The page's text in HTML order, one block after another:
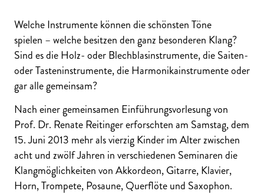
Welche Instrumente können die schönsten Töne
spielen – welche besitzen den ganz besonderen Klang?
Sind es die Holz- oder Blechblasinstrumente, die Saiten-
oder Tasteninstrumente, die Harmonikainstrumente oder
gar alle gemeinsam?
Nach einer gemeinsamen Einführungsvorlesung von
Prof. Dr. Renate Reitinger erforschten am Samstag, dem
15. Juni 2013 mehr als vierzig Kinder im Alter zwischen
acht und zwölf Jahren in verschiedenen Seminaren die
Klangmöglichkeiten von Akkordeon, Gitarre, Klavier,
Horn, Trompete, Posaune, Querflöte und Saxophon.